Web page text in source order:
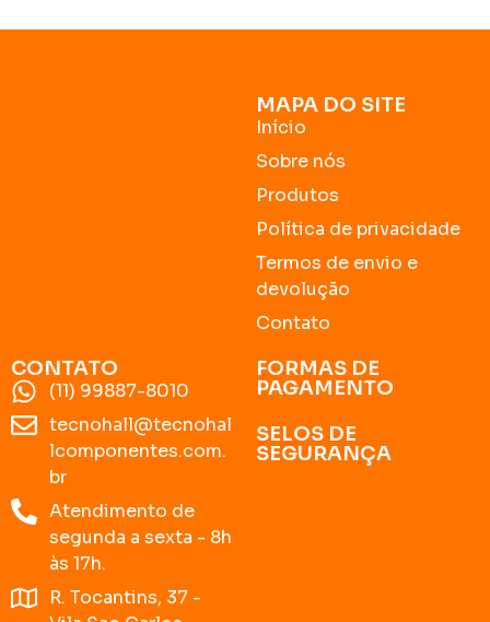
MAPA DO SITE
Início
Sobre nós
Produtos
Política de privacidade
Termos de envio e
devolução
Contato
CONTATO
(11) 99887-8010
tecnohall@tecnohal
lcomponentes.com.
br
Atendimento de
segunda a sexta - 8h
às 17h.
R. Tocantins, 37 -
FORMAS DE
PAGAMENTO
SELOS DE
SEGURANÇA